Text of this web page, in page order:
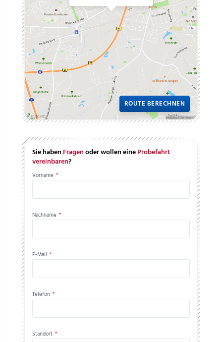
ROUTE BERECHNEN
Sie haben Fragenoder wollen eineProbefahrt
vereinbaren?
Vorname *
Nachname *
E-Mail *
Telefon *
Standort *